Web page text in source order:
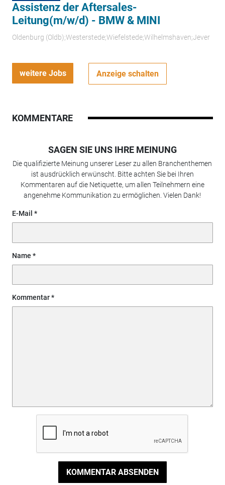
Assistenz der Aftersales-
Leitung(m/w/d) - BMW & MINI
Oldenburg (Oldb);Westerstede;Wiefelstede;Wilhelmshaven;Jever
weitere Jobs Anzeige schalten
KOMMENTARE
SAGEN SIE UNS IHRE MEINUNG
Die qualifizierte Meinung unserer Leser zu allen Branchenthemen
ist ausdrücklich erwünscht. Bitte achten Sie bei Ihren
Kommentaren auf die Netiquette, um allen Teilnehmern eine
angenehme Kommunikation zu ermöglichen. Vielen Dank!
E-Mail
Name
Kommentar
KOMMENTAR ABSENDEN